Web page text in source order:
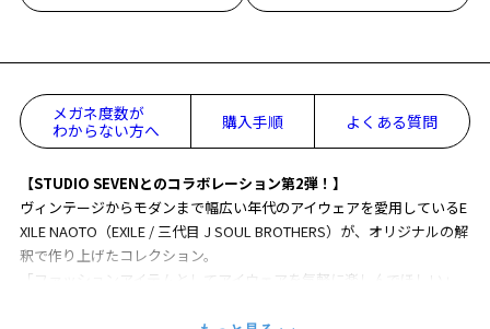
メガネ度数が
わからない方へ
購入手順 よくある質問
【STUDIO SEVENとのコラボレーション第2弾！】
ヴィンテージからモダンまで幅広い年代のアイウェアを愛用しているE
XILE NAOTO（EXILE / 三代目 J SOUL BROTHERS）が、オリジナルの解
釈で作り上げたコレクション。
「ファッションアイテムとしてアイウェアを気軽に楽しんでほしい」